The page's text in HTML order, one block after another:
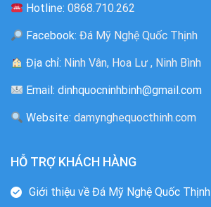
Hotline:0868.710.262
Facebook: Đá Mỹ Nghệ Quốc Thịnh
Địa chỉ: Ninh Vân, Hoa Lư , Ninh Bình
Email: dinhquocninhbinh@gmail.com
Website:damynghequocthinh.com
HỖ TRỢ KHÁCH HÀNG
Giới thiệu về Đá Mỹ Nghệ Quốc Thịnh